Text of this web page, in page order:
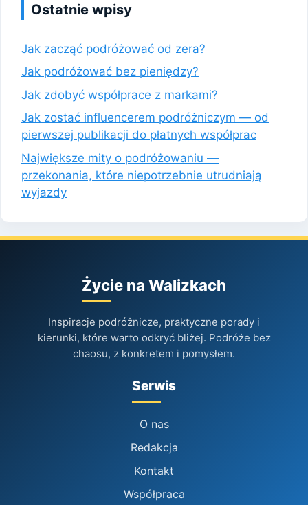
Ostatnie wpisy
Jak zacząć podróżować od zera?
Jak podróżować bez pieniędzy?
Jak zdobyć współprace z markami?
Jak zostać influencerem podróżniczym — od
pierwszej publikacji do płatnych współprac
Największe mity o podróżowaniu —
przekonania, które niepotrzebnie utrudniają
wyjazdy
Życie na Walizkach
Inspiracje podróżnicze, praktyczne porady i
kierunki, które warto odkryć bliżej. Podróże bez
chaosu, z konkretem i pomysłem.
Serwis
O nas
Redakcja
Kontakt
Współpraca